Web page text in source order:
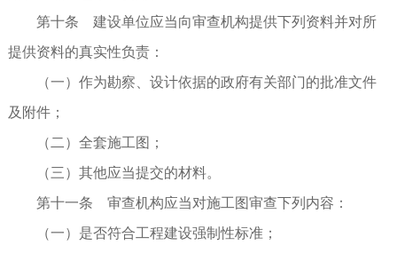
第十条 建设单位应当向审查机构提供下列资料并对所
提供资料的真实性负责：
（一）作为勘察、设计依据的政府有关部门的批准文件
及附件；
（二）全套施工图；
（三）其他应当提交的材料。
第十一条 审查机构应当对施工图审查下列内容：
（一）是否符合工程建设强制性标准；